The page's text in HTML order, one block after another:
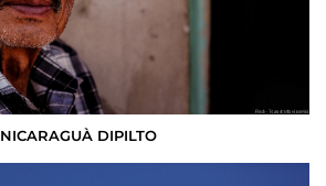
NICARAGUÀ DIPILTO